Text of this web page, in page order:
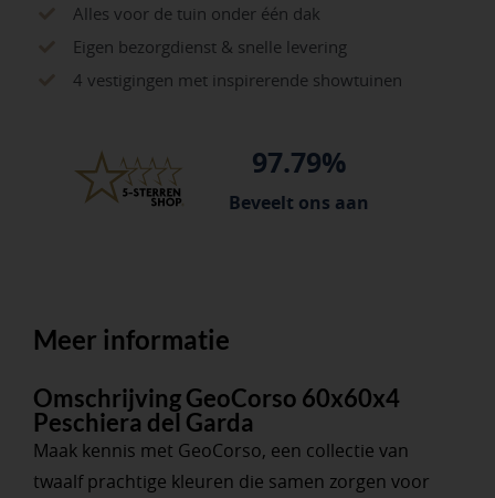
Alles voor de tuin onder één dak
Eigen bezorgdienst & snelle levering
4 vestigingen met inspirerende showtuinen
97.79%
Beveelt ons aan
Meer informatie
Omschrijving GeoCorso 60x60x4
Peschiera del Garda
Maak kennis met GeoCorso, een collectie van
twaalf prachtige kleuren die samen zorgen voor